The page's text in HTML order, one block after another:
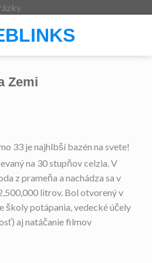
Skip
content
Zemi
33 je najhlbší bazén na svete!
na 30 stupňov celzia. V
z prameňa a nachádza sa v
litrov. Bol otvorený v
školy potápania, vedecké účely
aj natáčanie filmov